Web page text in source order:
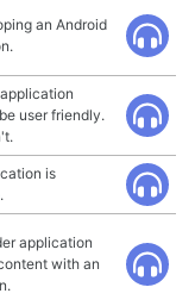
an Android
user friendly.
is
application
with an